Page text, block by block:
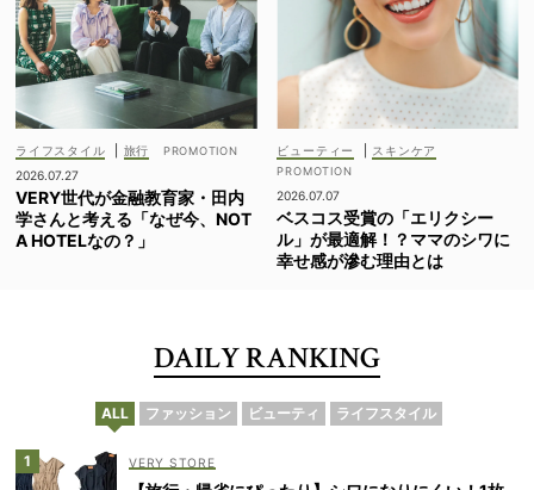
ライフスタイル
旅行
2026.07.27
VERY世代が金融教育家・田内
学さんと考える「なぜ今、NOT
A HOTELなの？」
ビューティー スキンケア
2026.07.07
ベスコス受賞の「エリクシー
ル」が最適解！？ママのシワに
幸せ感が滲む理由とは
DAILY RANKING
ALL ファッション ビューティ ライフスタイル
VERY STORE